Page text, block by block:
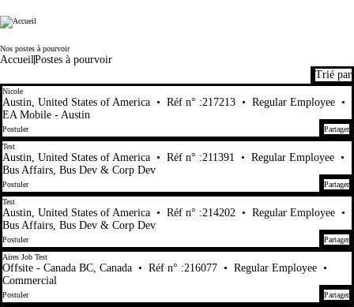
Electronic Arts
Nos postes à pourvoir
AccueilPostes à pourvoir
1-20 sur 448 Aucun résultat
Trié par
Nicole
Austin, United States of America • Réf n° :217213 • Regular Employee •
EA Mobile - Austin
Postuler
Partager
Test
Austin, United States of America • Réf n° :211391 • Regular Employee •
Bus Affairs, Bus Dev & Corp Dev
Postuler
Partager
Test
Austin, United States of America • Réf n° :214202 • Regular Employee •
Bus Affairs, Bus Dev & Corp Dev
Postuler
Partager
Aires Job Test
Offsite - Canada BC, Canada • Réf n° :216077 • Regular Employee •
Commercial
Postuler
Partager